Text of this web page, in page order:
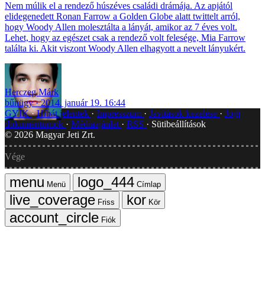
Nem múlik el a rendező húszéves családi drámája. Az apjától
elidegenedett Ronan Farrow a Golden Globe alatt twittelt arról,
hogy Woody Allen molesztálta a lányát, amikor az 7 éves volt.
Lehet, hogy az egészet csak a rendező volt felesége, Mia Farrow
találta ki. Akit viszont Woody Allen elhagyott a nevelt lányukért.
Herczeg Márk
bűnügy
2014. január 19. 16:44
GYIK Hibát jelentek Impresszum Javítások kezelése
Jogi
dokumentumok
Médiaajánlat RSS
Sütibeállítások
© 2026 Magyar Jeti Zrt.
Vége
Menü
Címlap
Friss
Kör
Fiók